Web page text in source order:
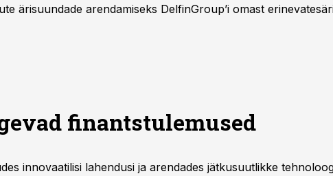
ärisuundade arendamiseks DelfinGroup’i omast
finantstulemused
innovaatilisi lahendusi ja arendades jätkusuutlikke